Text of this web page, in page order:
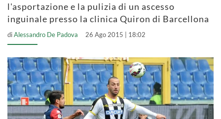
l'asportazione e la pulizia di un ascesso
inguinale presso la clinica Quiron di Barcellona
diAlessandro De Padova 26 Ago 2015 | 18:02